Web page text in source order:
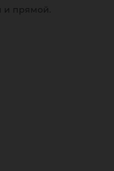
и прямой.